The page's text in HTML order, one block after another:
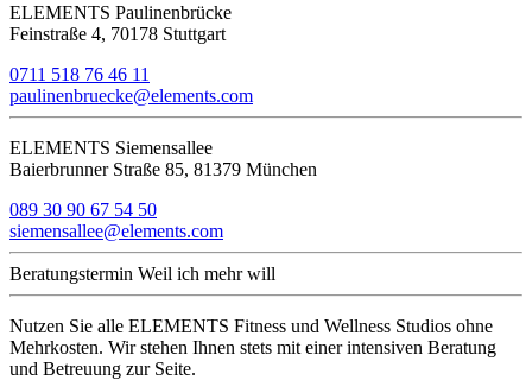
ELEMENTS Paulinenbrücke
Feinstraße 4, 70178 Stuttgart
0711 518 76 46 11
paulinenbruecke@elements.com
ELEMENTS Siemensallee
Baierbrunner Straße 85, 81379 München
089 30 90 67 54 50
siemensallee@elements.com
Beratungstermin Weil ich mehr will
Nutzen Sie alle ELEMENTS Fitness und Wellness Studios ohne
Mehrkosten. Wir stehen Ihnen stets mit einer intensiven Beratung
und Betreuung zur Seite.